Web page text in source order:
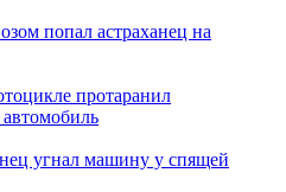
попал астраханец на
протаранил
угнал машину у спящей